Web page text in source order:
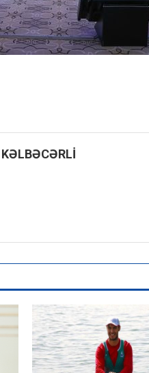
KƏLBƏCƏRLİ